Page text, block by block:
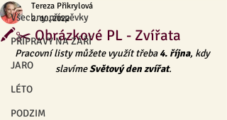
Všechny příspěvky
PŘÍPRAVY NA ZÁŘÍ
JARO
LÉTO
PODZIM
🖍✂️ Obrázkové PL - Zvířata
Tereza Přikrylová
2. 10. 2022
Pracovní listy můžete využít třeba 4. října, kdy
slavíme Světový den zvířat.